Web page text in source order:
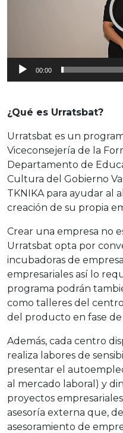
t
e
v
í
d
e
o
00:00
¿Qué es Urratsbat?
Urratsbat es un
Viceconsejería de la
Departamento de
Cultura del Gobierno
TKNIKA para ayudar al
creación de su propia
Crear una empresa no
Urratsbat opta por
incubadoras de
empresariales así lo
programa podrán
como talleres del
del producto en fase de
Además, cada centro
realiza labores de
presentar el
al mercado laboral) y
proyectos
asesoría externa que,
asesoramiento de